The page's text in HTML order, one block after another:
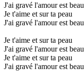
J'ai gravé l'amour est beau
Je t'aime et sur ta peau
J'ai gravé l'amour est beau
Je t'aime et sur ta peau
J'ai gravé l'amour est beau
Je t'aime et sur ta peau
J'ai gravé l'amour est beau